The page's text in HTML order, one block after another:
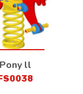
Pony ll
FS0038